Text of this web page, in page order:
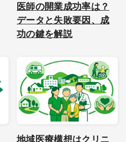
医師の開業成功率は？
データと失敗要因、成
功の鍵を解説
地域医療構想はクリニ